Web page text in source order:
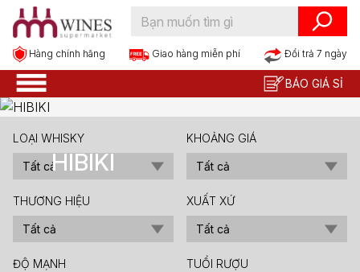
Hàng chính hãng Giao hàng miễn phí Đổi trả 7 ngày
BÁO GIÁ SỈ
HIBIKI
LOẠI WHISKY KHOẢNG GIÁ
THƯƠNG HIỆU XUẤT XỨ
ĐỘ MẠNH TUỔI RƯỢU